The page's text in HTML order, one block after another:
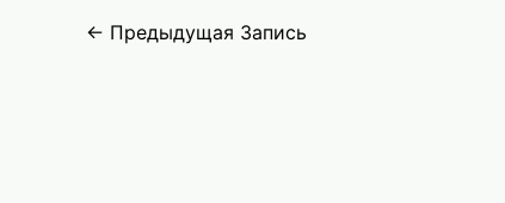
Навигация
← Предыдущая Запись